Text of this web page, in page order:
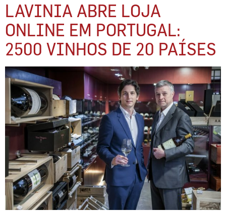
LAVINIA ABRE LOJA
ONLINE EM PORTUGAL:
2500 VINHOS DE 20 PAÍSES